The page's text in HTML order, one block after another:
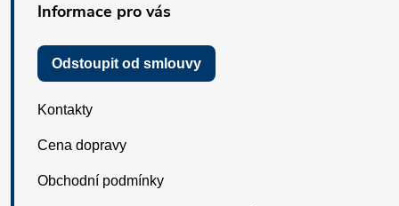
Informace pro vás
Odstoupit od smlouvy
Kontakty
Cena dopravy
Obchodní podmínky